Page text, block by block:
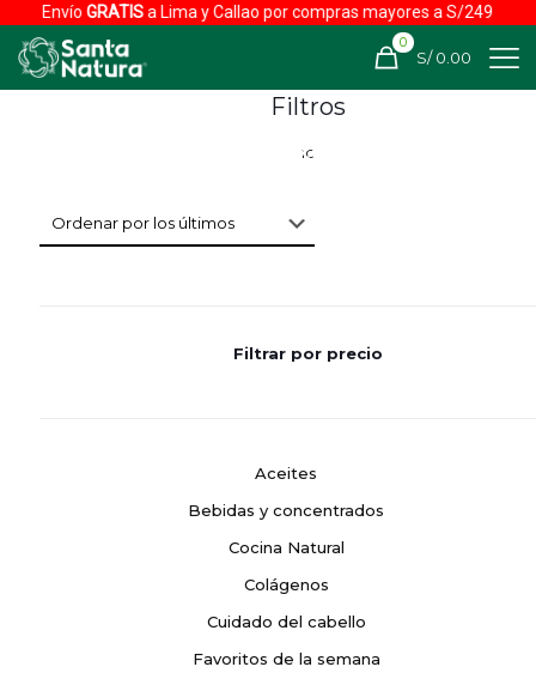
EnvíoGRATISa Lima y Callao por compras mayores a S/249
0
S/ 0.00
Filtros
Filtrar por precio
Aceites
Bebidas y concentrados
Cocina Natural
Colágenos
Cuidado del cabello
Favoritos de la semana